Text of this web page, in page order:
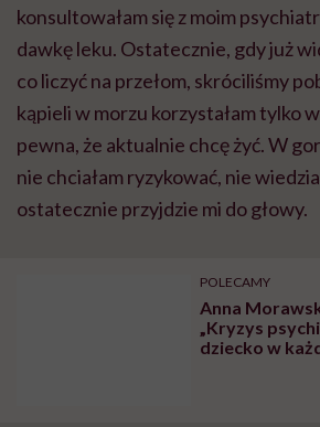
konsultowałam się z moim
dawkę leku. Ostatecznie, gdy już
co liczyć na przełom, skróciliśmy
kąpieli w morzu korzystałam tylko
pewna, że aktualnie chcę żyć. W
nie chciałam ryzykować, nie
ostatecznie przyjdzie mi do głowy.
POLECAMY
Anna
„Kryzys
dziecko w